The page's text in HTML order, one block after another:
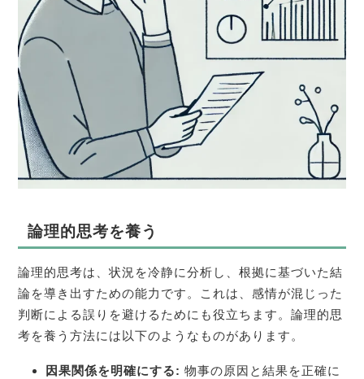
論理的思考を養う
論理的思考は、状況を冷静に分析し、根拠に基づいた結
論を導き出すための能力です。これは、感情が混じった
判断による誤りを避けるためにも役立ちます。論理的思
考を養う方法には以下のようなものがあります。
因果関係を明確にする: 物事の原因と結果を正確に